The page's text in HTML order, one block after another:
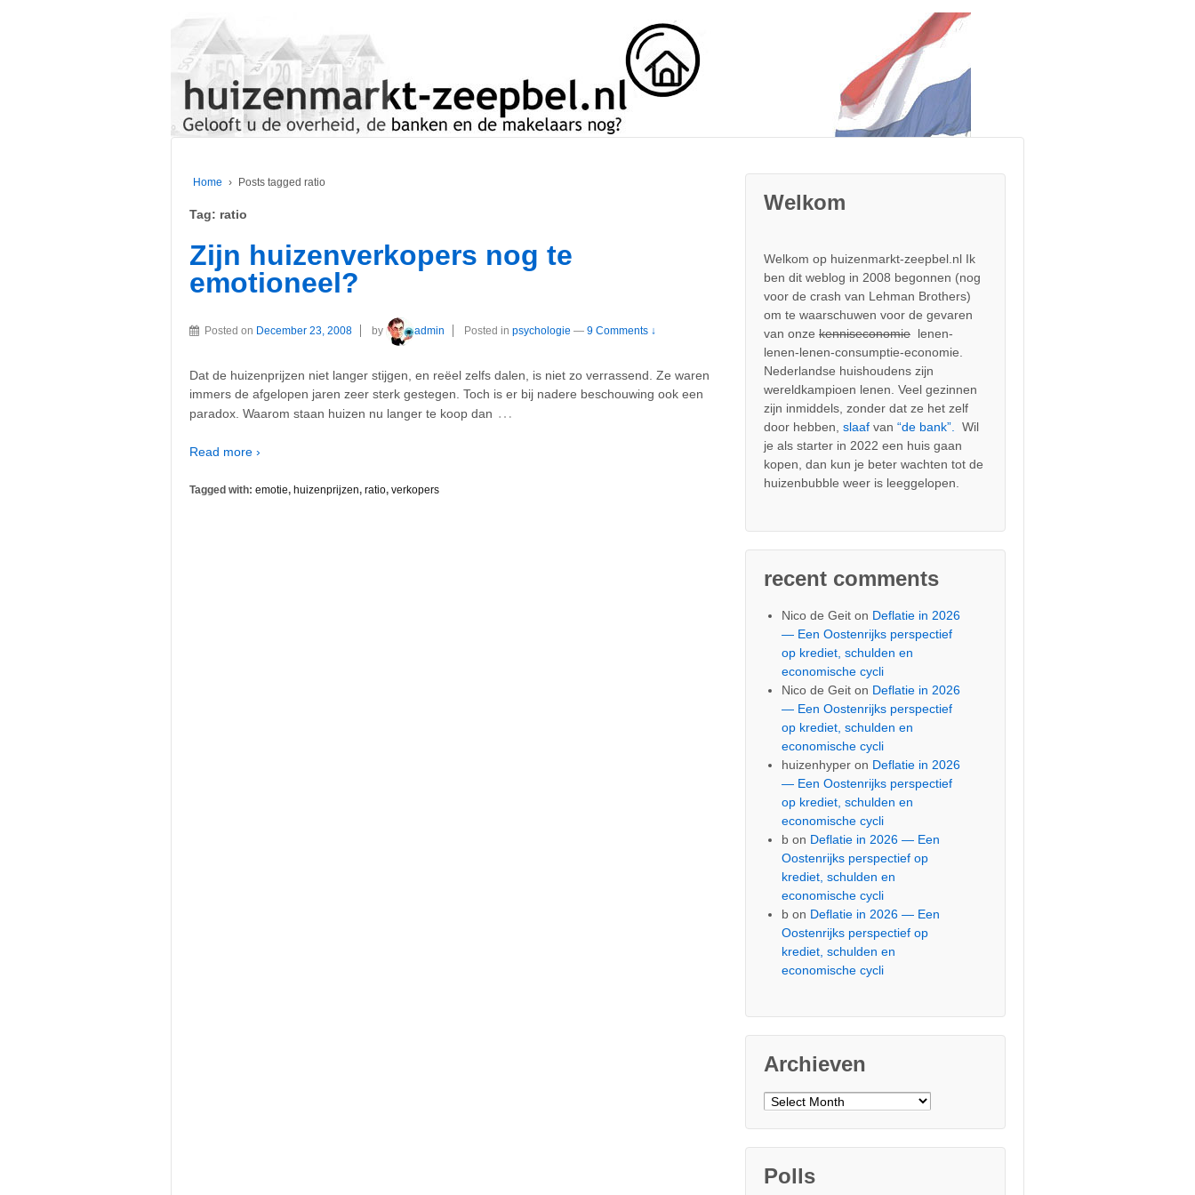
Home › Posts tagged ratio
Tag: ratio
Zijn huizenverkopers nog te
emotioneel?
Posted on December 23, 2008 by admin Posted in psychologie — 9 Comments ↓
Dat de huizenprijzen niet langer stijgen, en reëel zelfs dalen, is niet zo verrassend. Ze waren
immers de afgelopen jaren zeer sterk gestegen. Toch is er bij nadere beschouwing ook een
paradox. Waarom staan huizen nu langer te koop dan …
Read more ›
Tagged with: emotie, huizenprijzen, ratio, verkopers
Welkom
Welkom op huizenmarkt-zeepbel.nl Ik
ben dit weblog in 2008 begonnen (nog
voor de crash van Lehman Brothers)
om te waarschuwen voor de gevaren
van onzekenniseconomie lenen-
lenen-lenen-consumptie-economie.
Nederlandse huishoudens zijn
wereldkampioen lenen. Veel gezinnen
zijn inmiddels, zonder dat ze het zelf
door hebben,slaaf van“de bank”. Wil
je als starter in 2022 een huis gaan
kopen, dan kun je beter wachten tot de
huizenbubble weer is leeggelopen.
recent comments
Nico de Geit on Deflatie in 2026
— Een Oostenrijks perspectief
op krediet, schulden en
economische cycli
Nico de Geit on Deflatie in 2026
— Een Oostenrijks perspectief
op krediet, schulden en
economische cycli
huizenhyper on Deflatie in 2026
— Een Oostenrijks perspectief
op krediet, schulden en
economische cycli
b on Deflatie in 2026 — Een
Oostenrijks perspectief op
krediet, schulden en
economische cycli
b on Deflatie in 2026 — Een
Oostenrijks perspectief op
krediet, schulden en
economische cycli
Archieven
Archieven
Polls